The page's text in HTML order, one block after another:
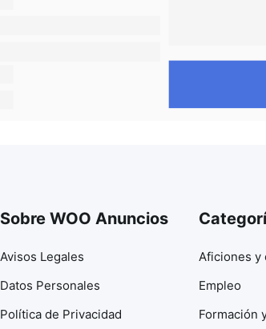
Sobre WOO Anuncios
Avisos Legales
Datos Personales
Política de Privacidad
Aficiones y
Empleo
Formación